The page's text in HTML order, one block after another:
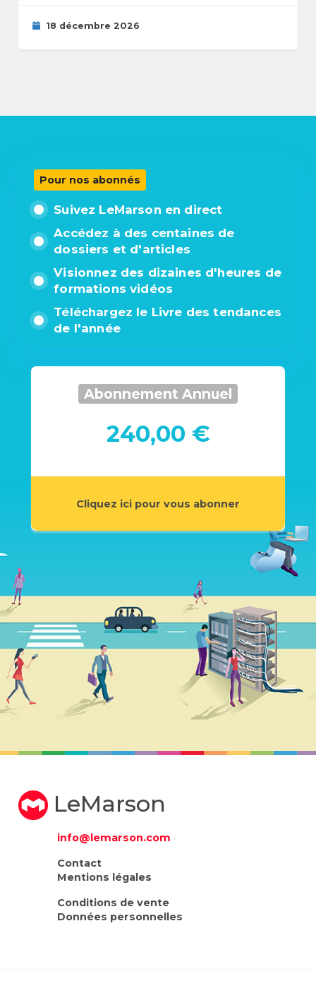
18 décembre 2026
Pour nos abonnés
Suivez LeMarson en direct
Accédez à des centaines de
dossiers et d'articles
Visionnez des dizaines d'heures de
formations vidéos
Téléchargez le Livre des tendances
de l'année
Abonnement Annuel
240,00 €
Cliquez ici pour vous abonner
LeMarson
info@lemarson.com
Contact
Mentions légales
Conditions de vente
Données personnelles